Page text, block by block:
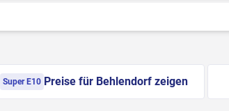
Super E10 Preise für Behlendorf zeigen